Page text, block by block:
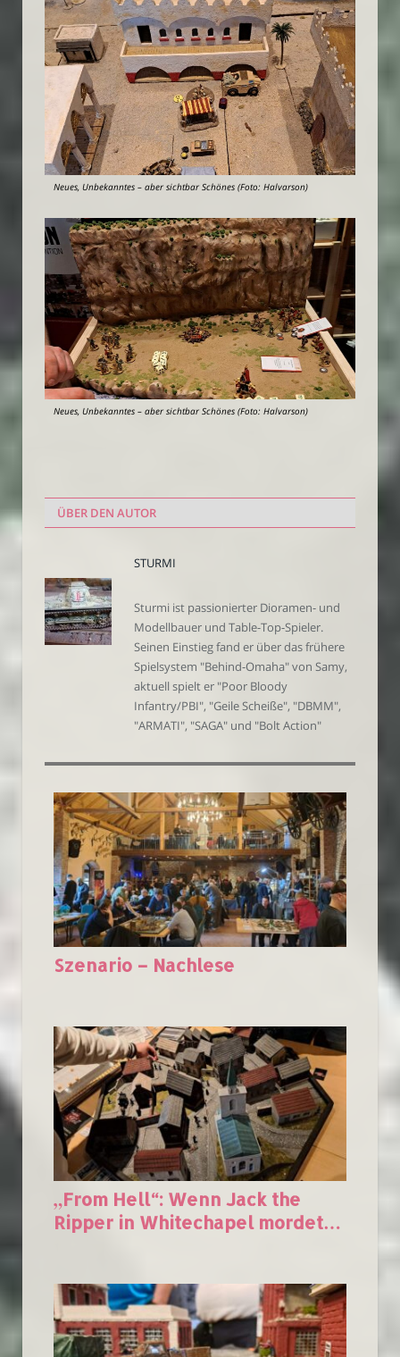
Neues, Unbekanntes – aber sichtbar Schönes (Foto: Halvarson)
Neues, Unbekanntes – aber sichtbar Schönes (Foto: Halvarson)
ÜBER DEN AUTOR
STURMI
Sturmi ist passionierter Dioramen- und
Modellbauer und Table-Top-Spieler.
Seinen Einstieg fand er über das frühere
Spielsystem "Behind-Omaha" von Samy,
aktuell spielt er "Poor Bloody
Infantry/PBI", "Geile Scheiße", "DBMM",
"ARMATI", "SAGA" und "Bolt Action"
Szenario – Nachlese
„From Hell“: Wenn Jack the
Ripper in Whitechapel mordet…